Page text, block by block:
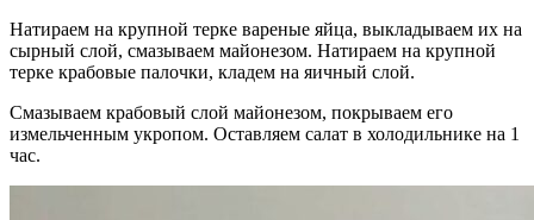
Натираем на крупной терке вареные яйца, выкладываем их на
сырный слой, смазываем майонезом. Натираем на крупной
терке крабовые палочки, кладем на яичный слой.
Смазываем крабовый слой майонезом, покрываем его
измельченным укропом. Оставляем салат в холодильнике на 1
час.